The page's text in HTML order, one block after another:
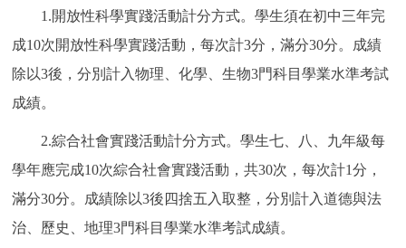
1.開放性科學實踐活動計分方式。學生須在初中三年完
成10次開放性科學實踐活動，每次計3分，滿分30分。成績
除以3後，分別計入物理、化學、生物3門科目學業水準考試
成績。
2.綜合社會實踐活動計分方式。學生七、八、九年級每
學年應完成10次綜合社會實踐活動，共30次，每次計1分，
滿分30分。成績除以3後四捨五入取整，分別計入道德與法
治、歷史、地理3門科目學業水準考試成績。